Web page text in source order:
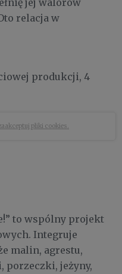
relacja w
produkcji, 4
pliki cookies.
to wspólny projekt
Integruje
malin, agrestu,
porzeczki, jeżyny,